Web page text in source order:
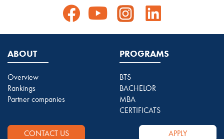
ABOUT
Overview
Rankings
Partner companies
PROGRAMS
BTS
BACHELOR
MBA
CERTIFICATS
CONTACT US APPLY